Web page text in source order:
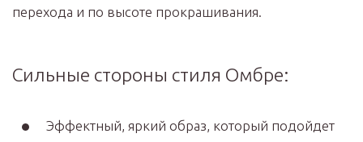
перехода и по высоте прокрашивания.
Сильные стороны стиля Омбре:
Эффектный, яркий образ, который подойдет